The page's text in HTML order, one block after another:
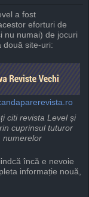
a fost
eforturi de
nu numai) de jocuri
două site-uri:
citi revista Level și
cuprinsul tuturor
numerelor
încă e nevoie
informație nouă,